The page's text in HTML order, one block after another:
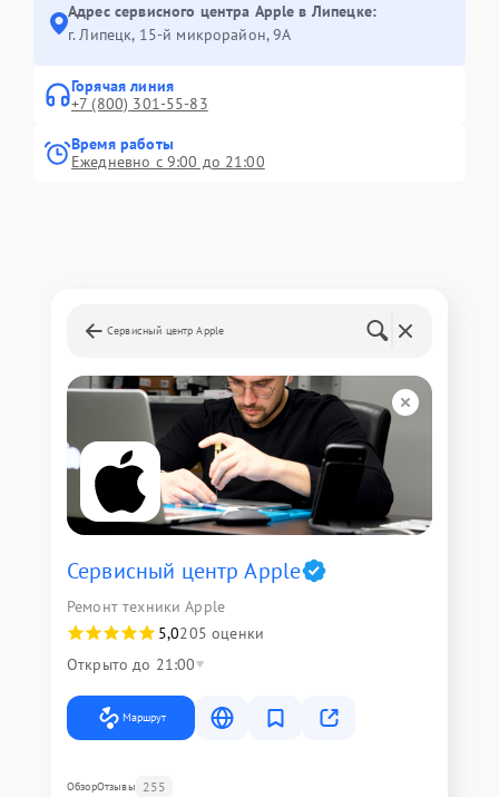
Адрес сервисного центра Apple в Липецке:
г. Липецк, 15-й микрорайон, 9А
Горячая линия
+7 (800) 301-55-83
Время работы
Ежедневно с 9:00 до 21:00
Сервисный центр Apple
Сервисный центр Apple
Ремонт техники Apple
5,0205 оценки
Открыто до 21:00
Маршрут
ОбзорОтзывы 255